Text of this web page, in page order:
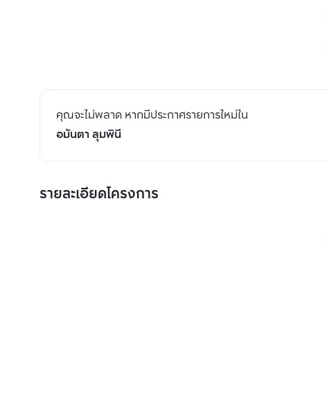
คุณจะไม่พลาด หากมีประกาศรายการใหม่ใน
อมันตา ลุมพินี
รายละเอียดโครงการ